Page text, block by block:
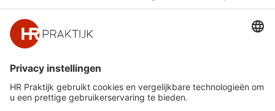
Snel naar Meer